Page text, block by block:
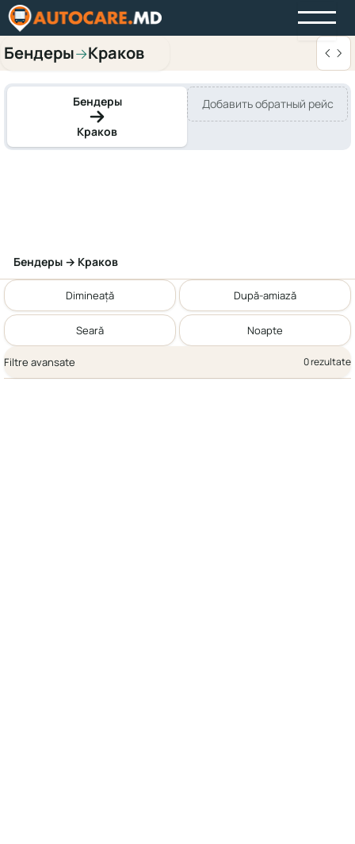
Бендеры→Краков
Бендеры
Краков
Добавить обратный рейс
Бендеры → Краков
Dimineață După-amiază
Seară Noapte
Filtre avansate 0 rezultate